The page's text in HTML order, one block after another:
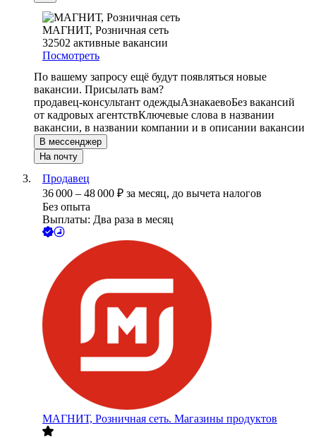
МАГНИТ, Розничная сеть
32502 активные вакансии
Посмотреть
По вашему запросу ещё будут появляться новые
вакансии. Присылать вам?
продавец-консультант одеждыАзнакаевоБез вакансий
от кадровых агентствКлючевые слова в названии
вакансии, в названии компании и в описании вакансии
В мессенджер
На почту
Продавец
36 000 – 48 000 ₽ за месяц, до вычета налогов
Без опыта
Выплаты: Два раза в месяц
МАГНИТ, Розничная сеть. Магазины продуктов